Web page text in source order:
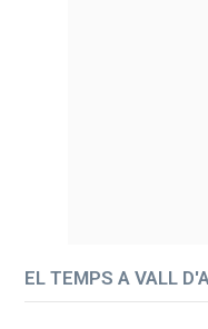
EL TEMPS A VALL